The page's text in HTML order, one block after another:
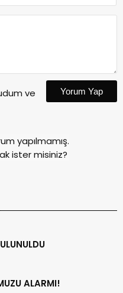
ve
Yorum Yap
yapılmamış.
ister misiniz?
ALARMI!